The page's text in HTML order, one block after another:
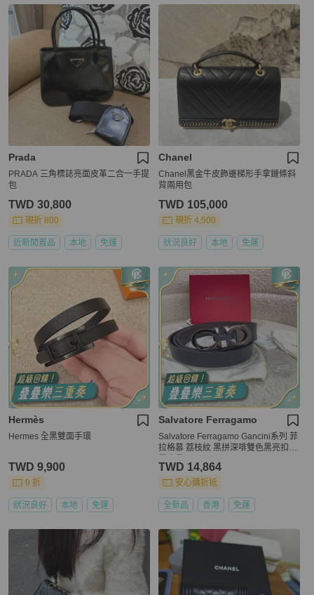
Prada
PRADA 三角標誌亮面皮革二合一手提
包
TWD 30,800
現折 800
近新閒置品 本地 免運
Chanel
Chanel黑金牛皮飾邊梯形手拿鏈條斜
背兩用包
TWD 105,000
現折 4,500
狀況良好 本地 免運
Hermès
Hermes 全黑雙面手環
TWD 9,900
9 折
狀況良好 本地 免運
Salvatore Ferragamo
Salvatore Ferragamo Gancini系列 菲
拉格慕 荔枝紋 黑拼深啡雙色黑亮扣腰
TWD 14,864
安心購折抵
全新品 香港 免運